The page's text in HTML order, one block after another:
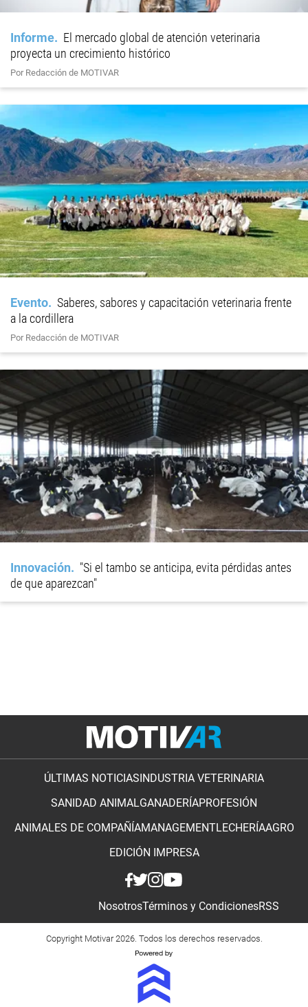
Informe
El mercado global de atención veterinaria
proyecta un crecimiento histórico
Por Redacción de MOTIVAR
Evento
Saberes, sabores y capacitación veterinaria frente
a la cordillera
Por Redacción de MOTIVAR
Innovación
"Si el tambo se anticipa, evita pérdidas antes
de que aparezcan"
ÚLTIMAS NOTICIAS INDUSTRIA VETERINARIA
SANIDAD ANIMALGANADERÍAPROFESIÓN
ANIMALES DE COMPAÑÍAMANAGEMENTLECHERÍAAGRO
EDICIÓN IMPRESA
NosotrosTérminos y CondicionesRSS
Copyright Motivar 2026. Todos los derechos reservados.